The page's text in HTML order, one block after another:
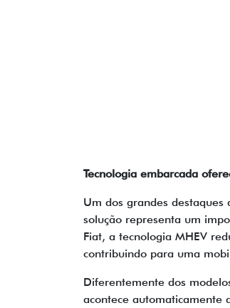
Tecnologia embarcada
Um dos grandes
solução representa um
Fiat, a tecnologia MHEV
contribuindo para uma
Diferentemente dos
acontece automaticamente